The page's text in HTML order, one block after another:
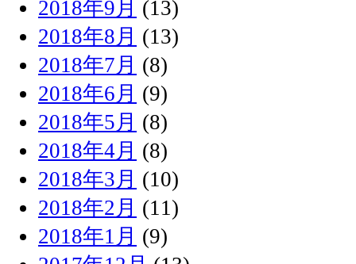
2018年9月 (13)
2018年8月 (13)
2018年7月 (8)
2018年6月 (9)
2018年5月 (8)
2018年4月 (8)
2018年3月 (10)
2018年2月 (11)
2018年1月 (9)